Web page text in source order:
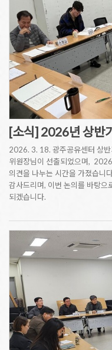
[소식] 2026년 상반
2026. 3. 18. 광주공유센터 상반
위원장님이 선출되었으며,
의견을 나누는 시간을 가졌습니
감사드리며, 이번 논의를 바탕으
되겠습니다.